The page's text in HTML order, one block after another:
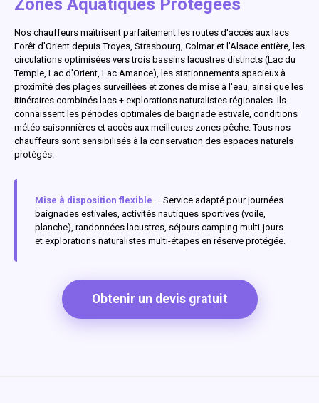
Nos chauffeurs maîtrisent parfaitement les routes d'accès aux lacs
Forêt d'Orient depuis Troyes, Strasbourg, Colmar et l'Alsace entière, les
circulations optimisées vers trois bassins lacustres distincts (Lac du
Temple, Lac d'Orient, Lac Amance), les stationnements spacieux à
proximité des plages surveillées et zones de mise à l'eau, ainsi que les
itinéraires combinés lacs + explorations naturalistes régionales. Ils
connaissent les périodes optimales de baignade estivale, conditions
météo saisonnières et accès aux meilleures zones pêche. Tous nos
chauffeurs sont sensibilisés à la conservation des espaces naturels
protégés.
Mise à disposition flexible – Service adapté pour journées
baignades estivales, activités nautiques sportives (voile,
planche), randonnées lacustres, séjours camping multi-jours
et explorations naturalistes multi-étapes en réserve protégée.
Obtenir un devis gratuit